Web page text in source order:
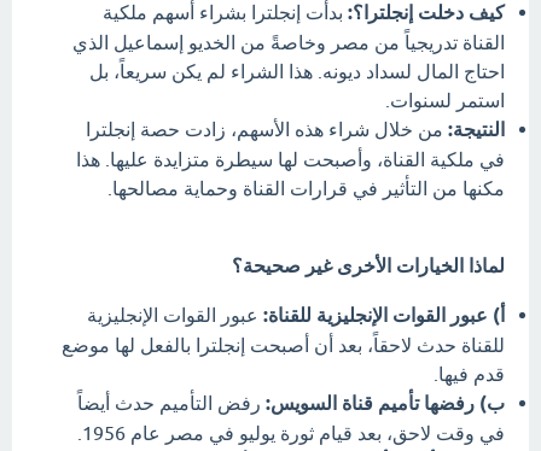
كيف دخلت إنجلترا؟: بدأت إنجلترا بشراء أسهم ملكية
القناة تدريجياً من مصر وخاصةً من الخديو إسماعيل الذي
احتاج المال لسداد ديونه. هذا الشراء لم يكن سريعاً، بل
استمر لسنوات.
النتيجة: من خلال شراء هذه الأسهم، زادت حصة إنجلترا
في ملكية القناة، وأصبحت لها سيطرة متزايدة عليها. هذا
مكنها من التأثير في قرارات القناة وحماية مصالحها.
لماذا الخيارات الأخرى غير صحيحة؟
أ) عبور القوات الإنجليزية للقناة: عبور القوات الإنجليزية
للقناة حدث لاحقاً، بعد أن أصبحت إنجلترا بالفعل لها موضع
قدم فيها.
ب) رفضها تأميم قناة السويس: رفض التأميم حدث أيضاً
في وقت لاحق، بعد قيام ثورة يوليو في مصر عام 1956.